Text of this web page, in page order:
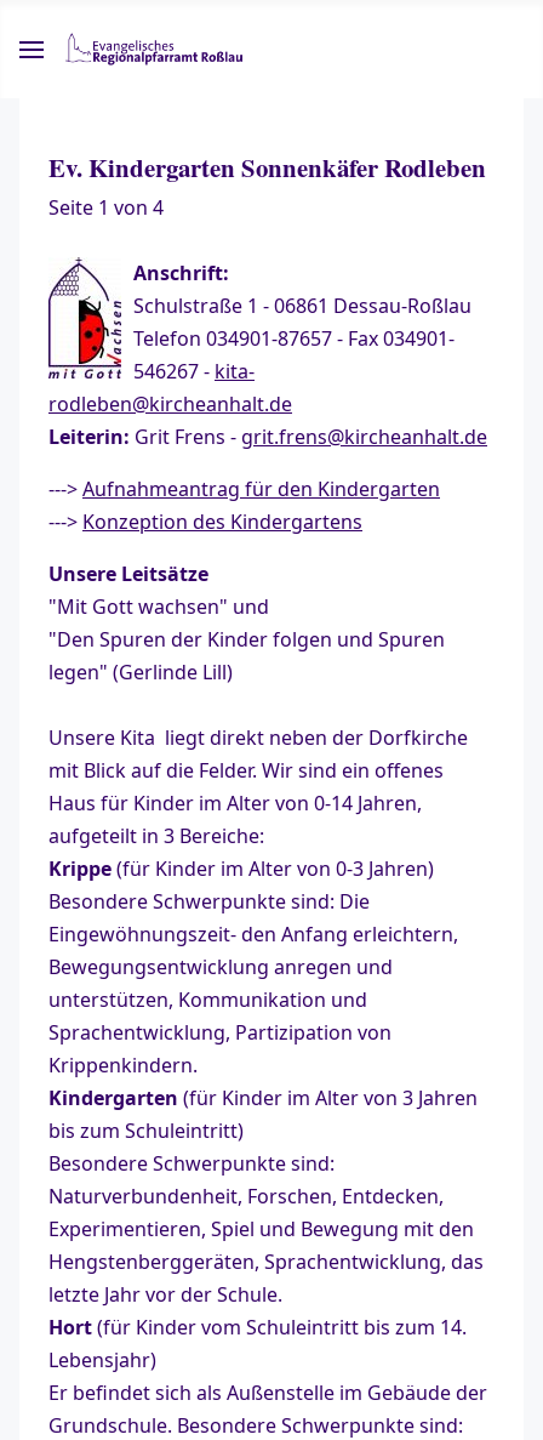
Ev. Kindergarten Sonnenkäfer Rodleben
Seite 1 von 4
Anschrift:
Schulstraße 1 - 06861 Dessau-Roßlau
Telefon 034901-87657 - Fax 034901-
546267 - kita-
rodleben@kircheanhalt.de
Leiterin: Grit Frens -grit.frens@kircheanhalt.de
--->Aufnahmeantrag für den Kindergarten
---> Konzeption des Kindergartens
Unsere Leitsätze
"Mit Gott wachsen" und
"Den Spuren der Kinder folgen und Spuren
legen" (Gerlinde Lill)
Unsere Kita liegt direkt neben der Dorfkirche
mit Blick auf die Felder. Wir sind ein offenes
Haus für Kinder im Alter von 0-14 Jahren,
aufgeteilt in 3 Bereiche:
Krippe(für Kinder im Alter von 0-3 Jahren)
Besondere Schwerpunkte sind: Die
Eingewöhnungszeit- den Anfang erleichtern,
Bewegungsentwicklung anregen und
unterstützen, Kommunikation und
Sprachentwicklung, Partizipation von
Krippenkindern.
Kindergarten (für Kinder im Alter von 3 Jahren
bis zum Schuleintritt)
Besondere Schwerpunkte sind:
Naturverbundenheit, Forschen, Entdecken,
Experimentieren, Spiel und Bewegung mit den
Hengstenberggeräten, Sprachentwicklung, das
letzte Jahr vor der Schule.
Hort(für Kinder vom Schuleintritt bis zum 14.
Lebensjahr)
Er befindet sich als Außenstelle im Gebäude der
Grundschule. Besondere Schwerpunkte sind: